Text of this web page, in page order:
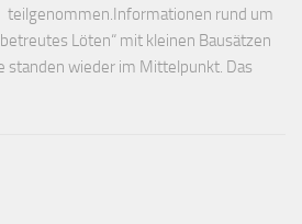
teilgenommen.Informationen rund um
Löten“ mit kleinen Bausätzen
standen wieder im Mittelpunkt. Das